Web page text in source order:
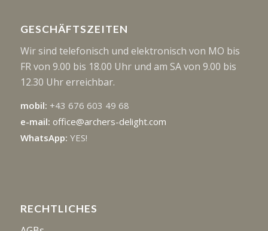
GESCHÄFTSZEITEN
Wir sind telefonisch und elektronisch von MO bis
FR von 9.00 bis 18.00 Uhr und am SA von 9.00 bis
12.30 Uhr erreichbar.
mobil: +43 676 603 49 68
e-mail: office@archers-delight.com
WhatsApp: YES!
RECHTLICHES